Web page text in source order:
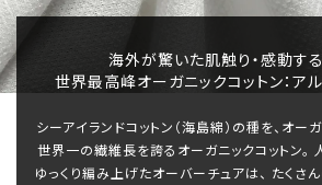
海外が驚いた肌触り・感動す
世界最高峰オーガニックコットン：ア
シーアイランドコットン（海島綿）の種を、オー
世界一の繊維長を誇るオーガニックコットン。
ゆっくり編み上げたオーバーチュアは、 たくさ